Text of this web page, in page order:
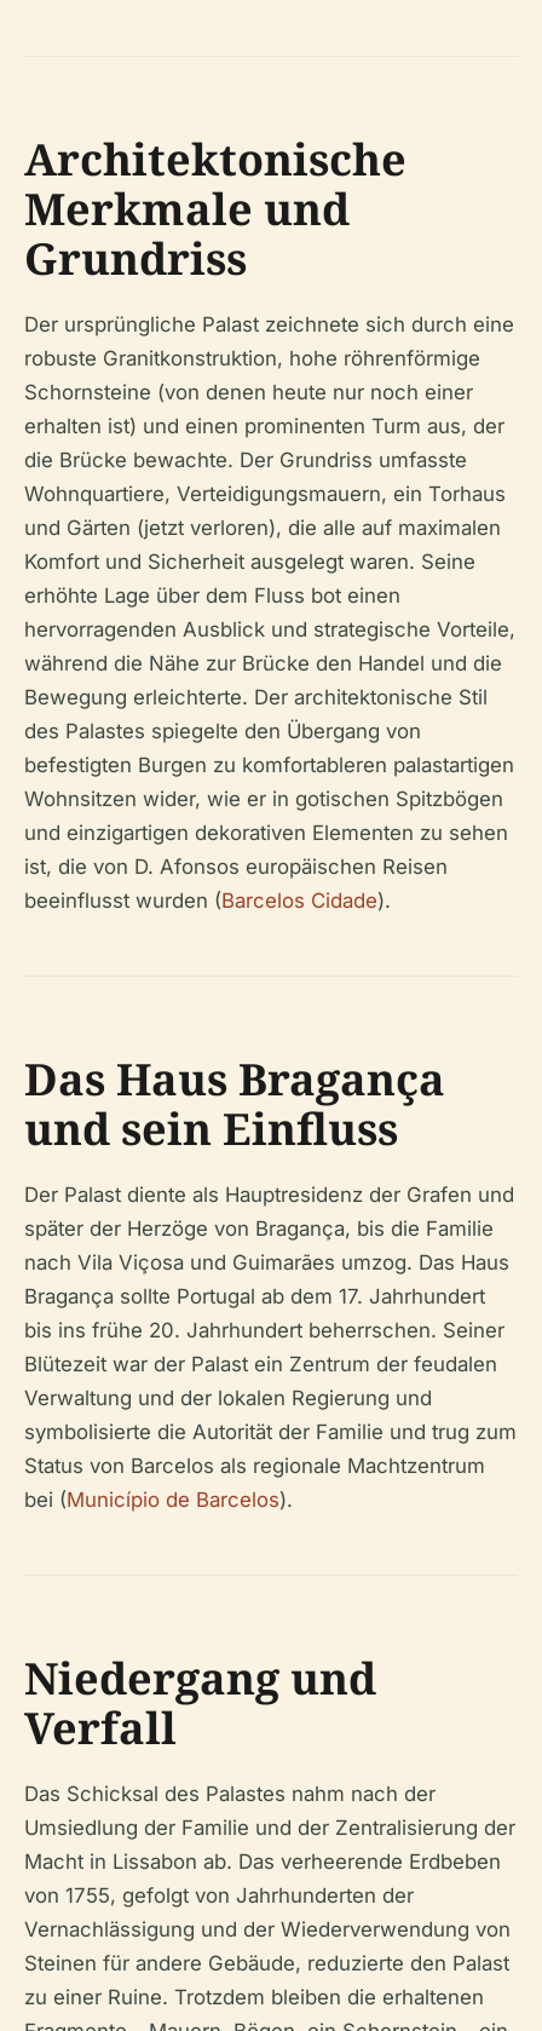
Architektonische
Merkmale und
Grundriss
Der ursprüngliche Palast zeichnete sich durch eine
robuste Granitkonstruktion, hohe röhrenförmige
Schornsteine (von denen heute nur noch einer
erhalten ist) und einen prominenten Turm aus, der
die Brücke bewachte. Der Grundriss umfasste
Wohnquartiere, Verteidigungsmauern, ein Torhaus
und Gärten (jetzt verloren), die alle auf maximalen
Komfort und Sicherheit ausgelegt waren. Seine
erhöhte Lage über dem Fluss bot einen
hervorragenden Ausblick und strategische Vorteile,
während die Nähe zur Brücke den Handel und die
Bewegung erleichterte. Der architektonische Stil
des Palastes spiegelte den Übergang von
befestigten Burgen zu komfortableren palastartigen
Wohnsitzen wider, wie er in gotischen Spitzbögen
und einzigartigen dekorativen Elementen zu sehen
ist, die von D. Afonsos europäischen Reisen
beeinflusst wurden (Barcelos Cidade).
Das Haus Bragança
und sein Einfluss
Der Palast diente als Hauptresidenz der Grafen und
später der Herzöge von Bragança, bis die Familie
nach Vila Viçosa und Guimarães umzog. Das Haus
Bragança sollte Portugal ab dem 17. Jahrhundert
bis ins frühe 20. Jahrhundert beherrschen. Seiner
Blütezeit war der Palast ein Zentrum der feudalen
Verwaltung und der lokalen Regierung und
symbolisierte die Autorität der Familie und trug zum
Status von Barcelos als regionale Machtzentrum
bei (Município de Barcelos).
Niedergang und
Verfall
Das Schicksal des Palastes nahm nach der
Umsiedlung der Familie und der Zentralisierung der
Macht in Lissabon ab. Das verheerende Erdbeben
von 1755, gefolgt von Jahrhunderten der
Vernachlässigung und der Wiederverwendung von
Steinen für andere Gebäude, reduzierte den Palast
zu einer Ruine. Trotzdem bleiben die erhaltenen